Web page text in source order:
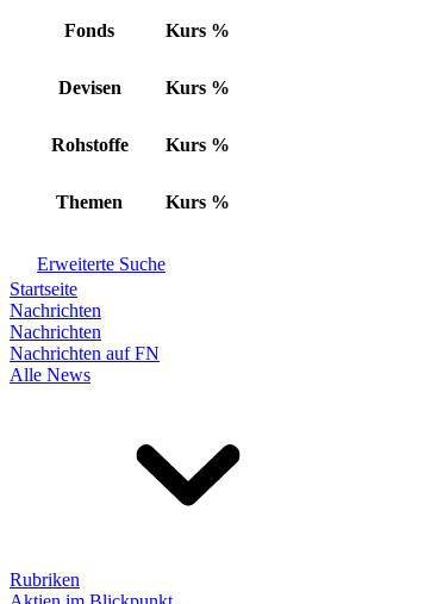
Fonds Kurs %
Devisen Kurs %
Rohstoffe Kurs %
Themen Kurs %
Erweiterte Suche
Startseite
Nachrichten
Nachrichten
Nachrichten auf FN
Alle News
Rubriken